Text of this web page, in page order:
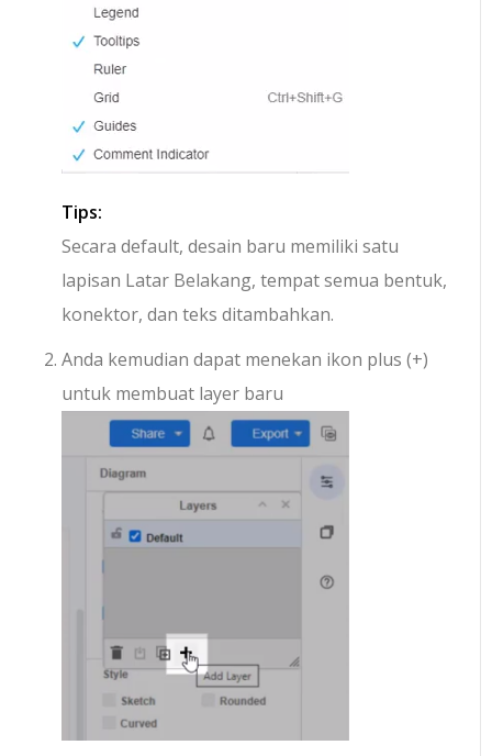
Tips:
Secara default, desain baru memiliki satu
lapisan Latar Belakang, tempat semua bentuk,
konektor, dan teks ditambahkan.
Anda kemudian dapat menekan ikon plus (+)
untuk membuat layer baru